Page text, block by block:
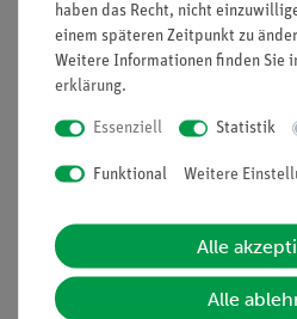
Vorteile
Schülergerechte
Zubehör
haben das Recht, nicht
einem späteren Zeitpunkt zu
Weitere Informationen finden Sie
erklärung.
Essenziell Statistik
Funktional Weitere
Alle
Alle